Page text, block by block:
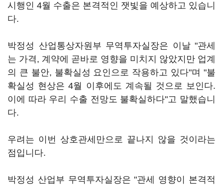
시행인 4월 수출은 본격적인 잿빛을 예상하고 있습니
다.
박정성 산업통상자원부 무역투자실장은 이날 "관세
는 가격, 계약에 곧바로 영향을 미치지 않았지만 업계
의 큰 불안, 불확실성 요인으로 작용하고 있다"며 "불
확실성 현상은 4월 이후에도 계속될 것으로 보인다.
이에 따라 우리 수출 전망도 불확실하다"고 말했습니
다.
우려는 이번 상호관세만으로 끝나지 않을 것이라는
점입니다.
박정성 산업부 무역투자실장은 "관세 영향이 본격적